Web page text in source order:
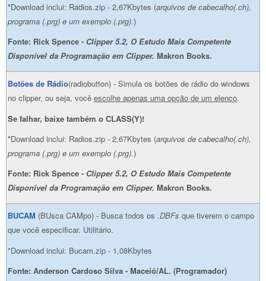
*Download inclui: Radios.zip - 2,67Kbytes (arquivos de cabecalho(.ch),
programa (.prg) e um exemplo (.prg).)
Fonte: Rick Spence - Clipper 5.2, O Estudo Mais Competente
Disponível da Programação em Clipper. Makron Books.
Botões de Rádio(radiobutton) - Simula os botões de rádio do windows
no clipper, ou seja, você escolhe apenas uma opção de um elenco.
Se falhar, baixe também o CLASS(Y)!
*Download inclui: Radios.zip - 2,67Kbytes (arquivos de cabecalho(.ch),
programa (.prg) e um exemplo (.prg).)
Fonte: Rick Spence - Clipper 5.2, O Estudo Mais Competente
Disponível da Programação em Clipper. Makron Books.
BUCAM (BUsca CAMpo) - Busca todos os .DBFs que tiverem o campo
que você especificar. Utilitário.
*Download inclui: Bucam.zip - 1,08Kbytes
Fonte: Anderson Cardoso Silva - Maceió/AL. (Programador)